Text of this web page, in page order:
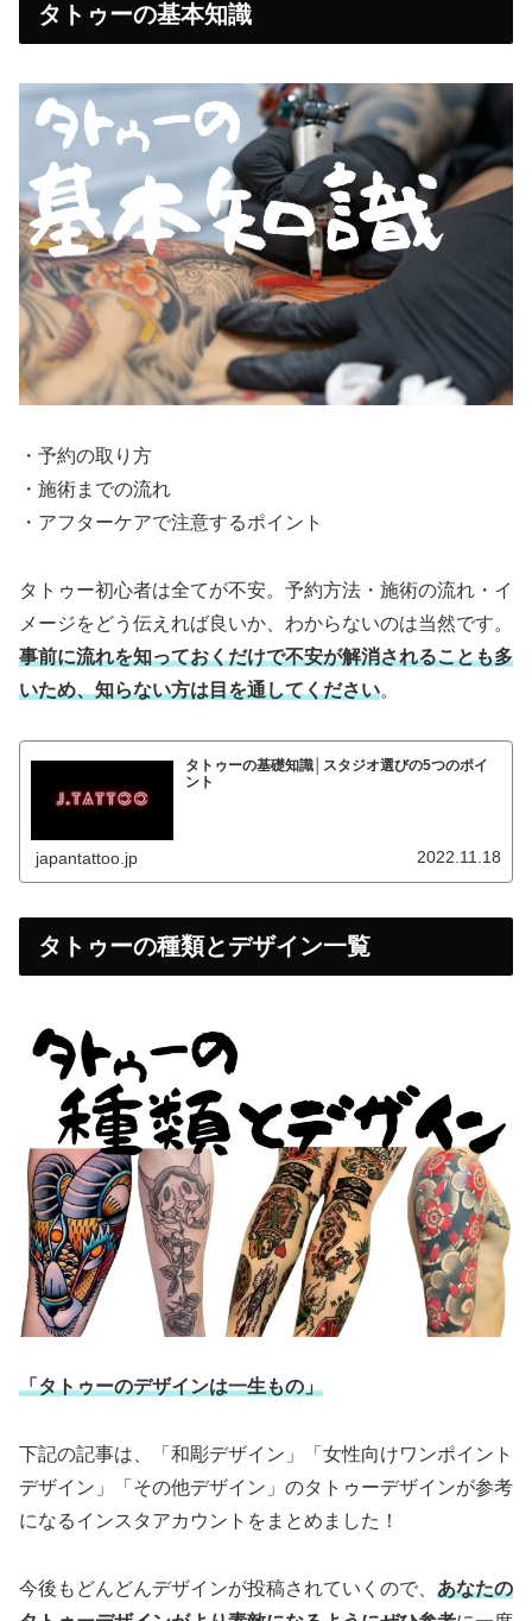
タトゥーの基本知識
・予約の取り方
・施術までの流れ
・アフターケアで注意するポイント
タトゥー初心者は全てが不安。予約方法・施術の流れ・イ
メージをどう伝えれば良いか、わからないのは当然です。
事前に流れを知っておくだけで不安が解消されることも多
いため、知らない方は目を通してください。
タトゥーの基礎知識│スタジオ選びの5つのポイ
ント
japantattoo.jp 2022.11.18
タトゥーの種類とデザイン一覧
「タトゥーのデザインは一生もの」
下記の記事は、「和彫デザイン」「女性向けワンポイント
デザイン」「その他デザイン」のタトゥーデザインが参考
になるインスタアカウントをまとめました！
今後もどんどんデザインが投稿されていくので、 あなたの